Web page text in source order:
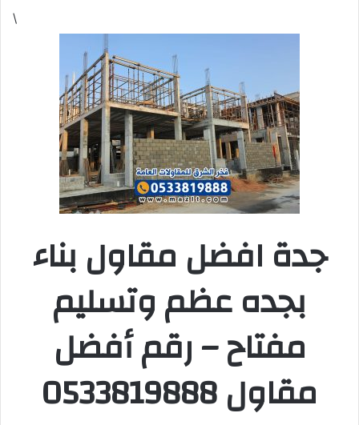
\
جدة افضل مقاول بناء
بجده عظم وتسليم
مفتاح – رقم أفضل
مقاول 0533819888